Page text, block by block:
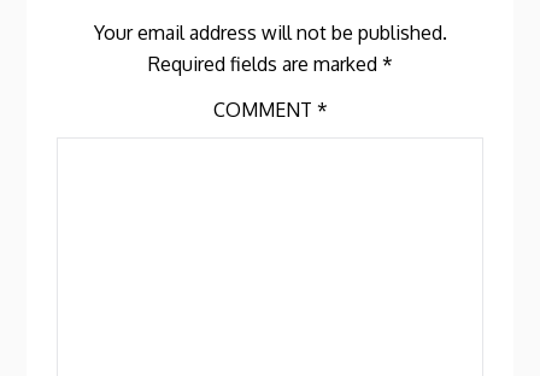
Your email address will not be published.
Required fields are marked *
COMMENT *